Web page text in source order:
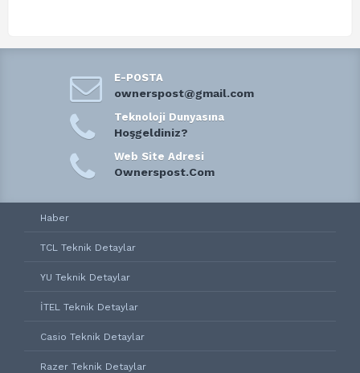
E-POSTA
ownerspost@gmail.com
Teknoloji Dunyasına
Hoşgeldiniz?
Web Site Adresi
Ownerspost.Com
Haber
TCL Teknik Detaylar
YU Teknik Detaylar
İTEL Teknik Detaylar
Casio Teknik Detaylar
Razer Teknik Detaylar